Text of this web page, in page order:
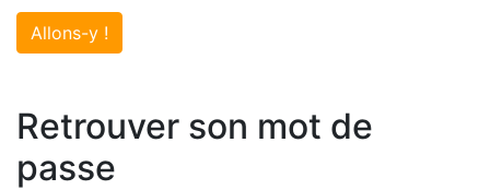
Allons-y !
Retrouver son mot de
passe